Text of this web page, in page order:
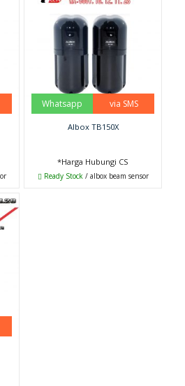
Whatsapp via SMS
Albox TB150X
*Harga Hubungi CS
Ready Stock/ albox beam sensor